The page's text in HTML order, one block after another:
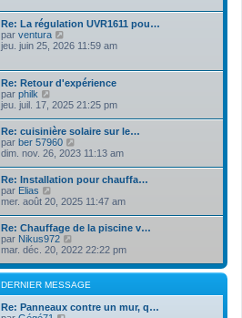
a
g
r
m
e
s
s
g
e
r
n
e
m
e
s
s
a
g
e
l
e
d
e
n
i
r
m
e
s
s
a
g
e
Re: La régulation UVR1611 pou…
par ventura
o
e
d
e
r
n
i
e
r
m
e
s
s
a
g
e
jeu. juin 25, 2026 11:59 am
Re: Retour d'expérience
par philk
o
r
l
e
d
e
r
i
e
r
m
e
s
s
g
jeu. juil. 17, 2025 21:25 pm
Re: cuisinière solaire sur le…
par ber 57960
o
l
e
d
e
r
i
e
r
m
e
s
dim. nov. 26, 2023 11:13 am
Re: Installation pour chauffa…
par Elias
o
r
l
e
d
e
r
n
i
e
mer. août 20, 2025 11:47 am
Re: Chauffage de la piscine v…
par Nikus972
o
r
l
d
e
mar. déc. 20, 2022 22:22 pm
DERNIER MESSAGE
Re: Panneaux contre un mur, q…